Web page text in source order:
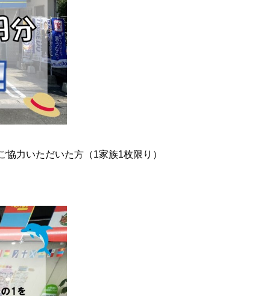
力いただいた方（1家族1枚限り）